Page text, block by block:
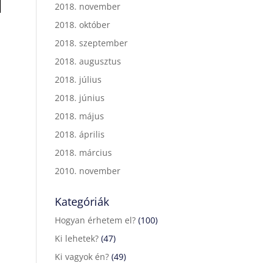
2018. november
2018. október
2018. szeptember
2018. augusztus
2018. július
2018. június
2018. május
2018. április
2018. március
2010. november
Kategóriák
Hogyan érhetem el? (100)
Ki lehetek? (47)
Ki vagyok én? (49)